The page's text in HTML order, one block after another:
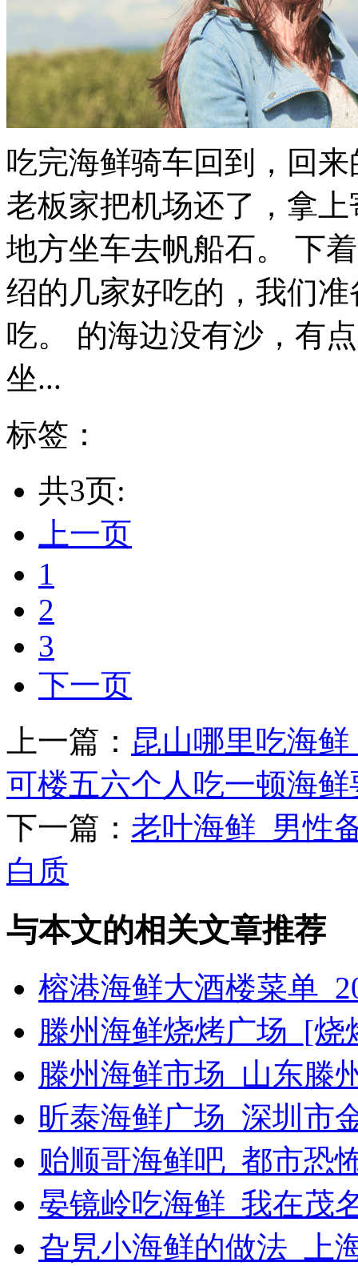
吃完海鲜骑车回到，回
老板家把机场还了，拿
地方坐车去帆船石。 下
绍的几家好吃的，我们
吃。 的海边没有沙，有
坐...
标签：
共3页:
上一页
1
2
3
下一页
上一篇： 昆山哪里吃海
可楼五六个人吃一顿海
下一篇： 老叶海鲜_男性
白质
与本文的相关文章推荐
榕港海鲜大酒楼菜单
滕州海鲜烧烤广场_[
滕州海鲜市场_山东滕
昕泰海鲜广场_深圳市
贻顺哥海鲜吧_都市恐
晏镜岭吃海鲜_我在茂
旮旯小海鲜的做法_上